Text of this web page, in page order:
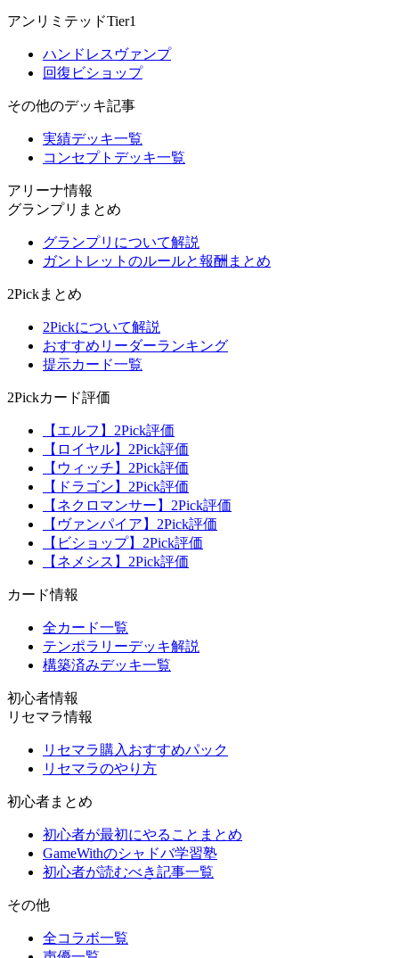
アンリミテッドTier1
ハンドレスヴァンプ
回復ビショップ
その他のデッキ記事
実績デッキ一覧
コンセプトデッキ一覧
アリーナ情報
グランプリまとめ
グランプリについて解説
ガントレットのルールと報酬まとめ
2Pickまとめ
2Pickについて解説
おすすめリーダーランキング
提示カード一覧
2Pickカード評価
【エルフ】2Pick評価
【ロイヤル】2Pick評価
【ウィッチ】2Pick評価
【ドラゴン】2Pick評価
【ネクロマンサー】2Pick評価
【ヴァンパイア】2Pick評価
【ビショップ】2Pick評価
【ネメシス】2Pick評価
カード情報
全カード一覧
テンポラリーデッキ解説
構築済みデッキ一覧
初心者情報
リセマラ情報
リセマラ購入おすすめパック
リセマラのやり方
初心者まとめ
初心者が最初にやることまとめ
GameWithのシャドバ学習塾
初心者が読むべき記事一覧
その他
全コラボ一覧